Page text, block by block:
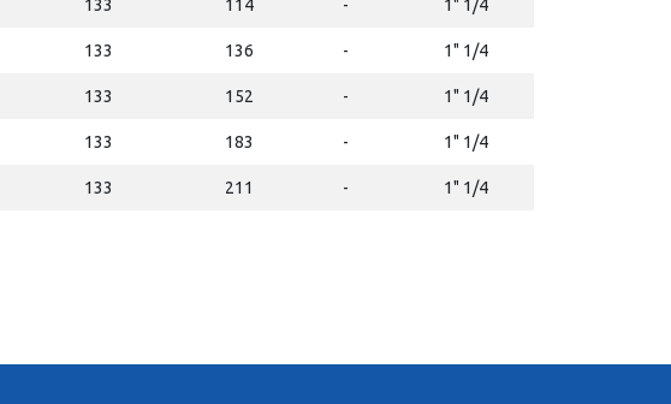
133 114 - 1" 1/4
133 136 - 1" 1/4
133 152 - 1" 1/4
133 183 - 1" 1/4
133 211 - 1" 1/4